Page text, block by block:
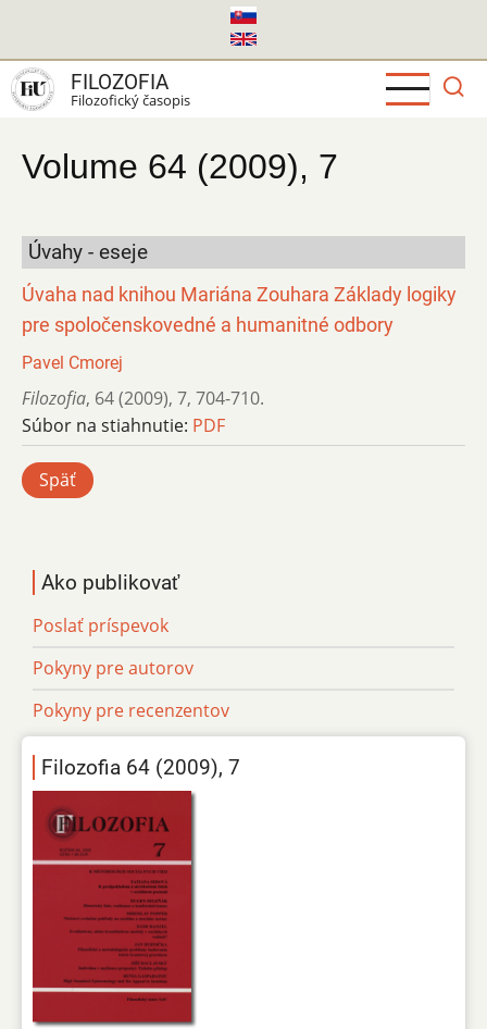
hlavný
obsah
FILOZOFIA
Filozofický časopis
Volume 64 (2009), 7
Úvahy - eseje
Úvaha nad knihou Mariána Zouhara Základy logiky
pre spoločenskovedné a humanitné odbory
Pavel Cmorej
Filozofia, 64 (2009), 7, 704-710.
Súbor na stiahnutie: PDF
Späť
Ako publikovať
Poslať príspevok
Pokyny pre autorov
Pokyny pre recenzentov
Filozofia 64 (2009), 7